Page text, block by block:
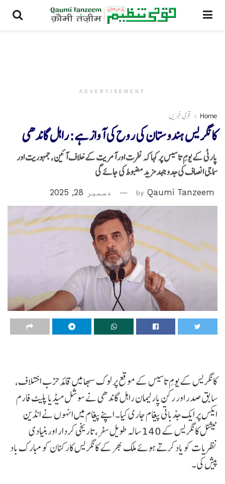
ADVERTISEMENT
Home قومی خبریں
کانگریس ہندوستان کی روح کی آواز ہے: راہل گاندھی
پارٹی کے یومِ تاسیس پر کہا کہ نفرت اور آمریت کے خلاف آئین، جمہوریت اور
سماجی انصاف کی جدوجہد مزید مضبوط کی جائے گی
by Qaumi Tanzeem دسمبر 28, 2025
کانگریس کے یومِ تاسیس کے موقع پر لوک سبھا میں قائد حزب اختلاف،
سابق صدر اور رکن پارلیمان راہل گاندھی نے سوشل میڈیا پلیٹ فارم
ایکس پر ایک جذباتی پیغام جاری کیا۔ اپنے پیغام میں انہوں نے انڈین
نیشنل کانگریس کے 140 سالہ طویل سفر، تاریخی کردار اور بنیادی
نظریات کو یاد کرتے ہوئے ملک بھر کے کانگریس کارکنان کو مبارک باد
پیش کی۔